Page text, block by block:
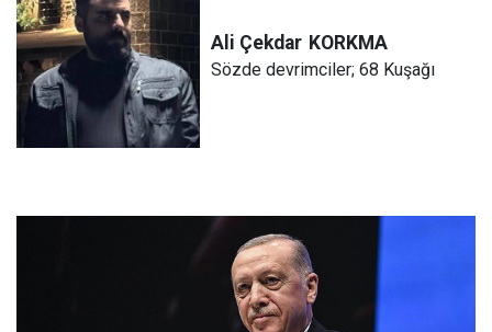
Ali Çekdar KORKMA
Sözde devrimciler; 68 Kuşağı